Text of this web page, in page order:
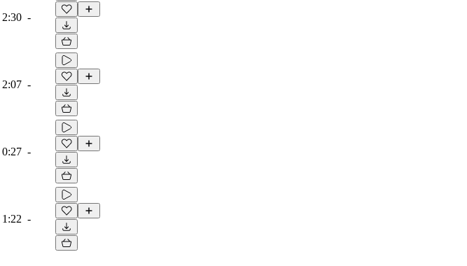
2:30 -
2:07 -
0:27 -
1:22 -